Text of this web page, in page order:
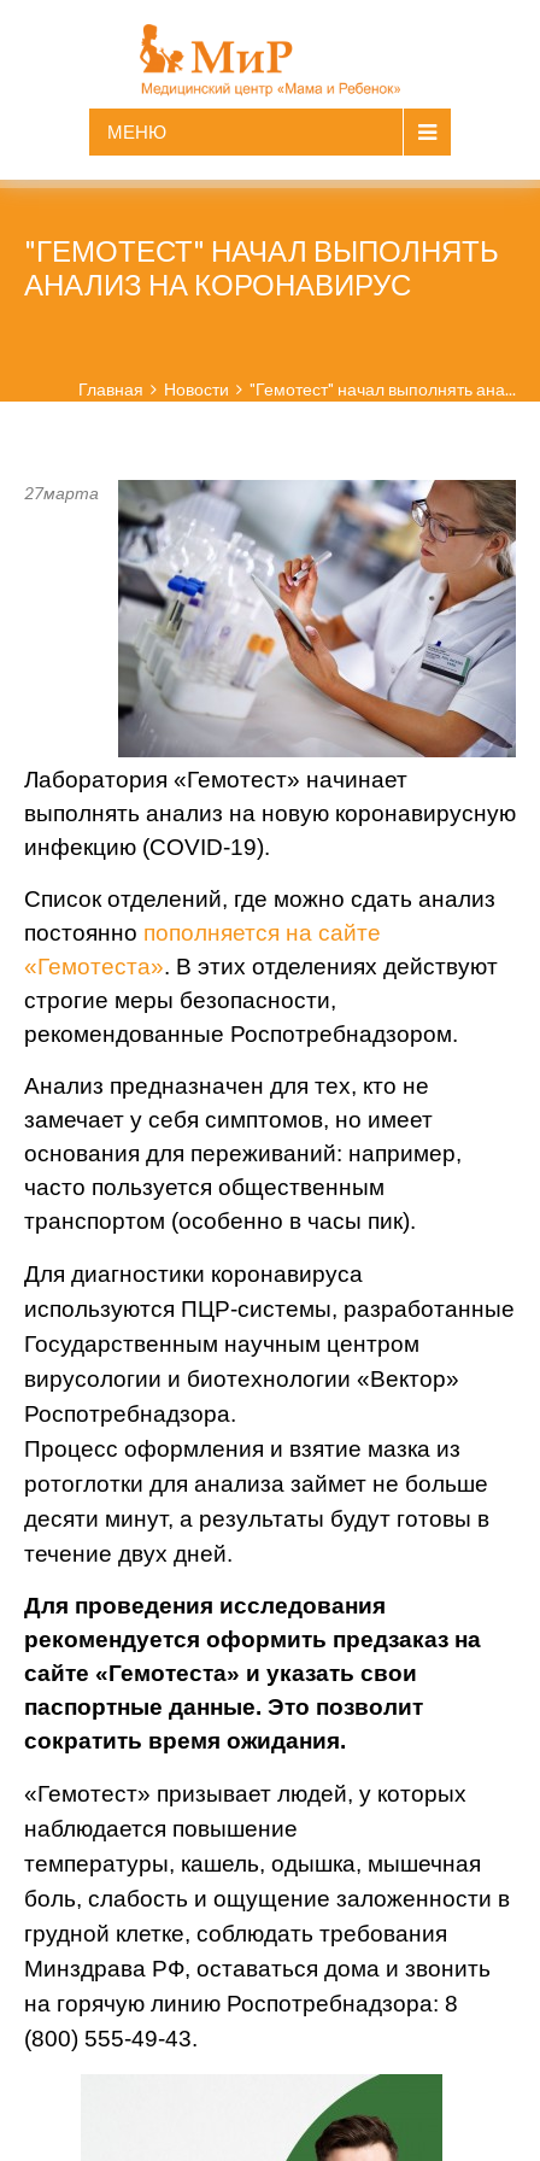
МЕНЮ
"ГЕМОТЕСТ" НАЧАЛ ВЫПОЛНЯТЬ
АНАЛИЗ НА КОРОНАВИРУС
Главная Новости "Гемотест" начал выполнять ана...
27марта
Лаборатория «Гемотест» начинает
выполнять анализ на новую коронавирусную
инфекцию (COVID-19).
Список отделений, где можно сдать анализ
постоянно пополняется на сайте
«Гемотеста». В этих отделениях действуют
строгие меры безопасности,
рекомендованные Роспотребнадзором.
Анализ предназначен для тех, кто не
замечает у себя симптомов, но имеет
основания для переживаний: например,
часто пользуется общественным
транспортом (особенно в часы пик).
Для диагностики коронавируса
используются ПЦР-системы, разработанные
Государственным научным центром
вирусологии и биотехнологии «Вектор»
Роспотребнадзора.
Процесс оформления и взятие мазка из
ротоглотки для анализа займет не больше
десяти минут, а результаты будут готовы в
течение двух дней.
Для проведения исследования
рекомендуется оформить предзаказ на
сайте «Гемотеста» и указать свои
паспортные данные. Это позволит
сократить время ожидания.
«Гемотест» призывает людей, у которых
наблюдается повышение
температуры, кашель, одышка, мышечная
боль, слабость и ощущение заложенности в
грудной клетке, соблюдать требования
Минздрава РФ, оставаться дома и звонить
на горячую линию Роспотребнадзора: 8
(800) 555-49-43.